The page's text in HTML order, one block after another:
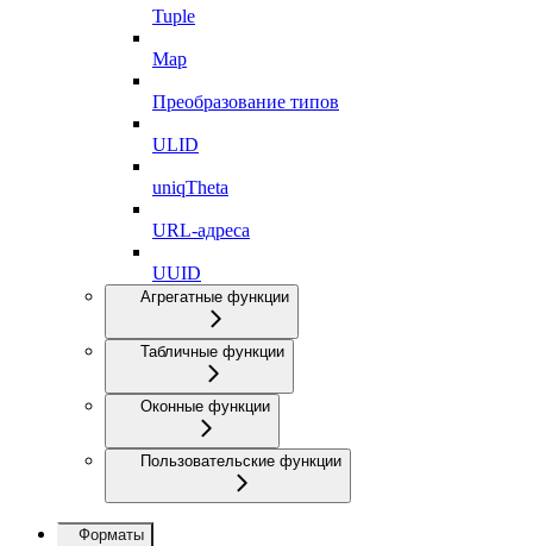
Tuple
Map
Преобразование типов
ULID
uniqTheta
URL-адреса
UUID
Агрегатные функции
Табличные функции
Оконные функции
Пользовательские функции
Форматы